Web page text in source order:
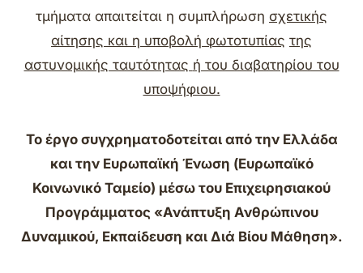
τμήματα απαιτείται η συμπλήρωση σχετικής
αίτησης και η υποβολή φωτοτυπίας της
αστυνομικής ταυτότητας ή του διαβατηρίου του
υποψήφιου.
Το έργο συγχρηματοδοτείται από την Ελλάδα
και την Ευρωπαϊκή Ένωση (Ευρωπαϊκό
Κοινωνικό Ταμείο) μέσω του Επιχειρησιακού
Προγράμματος «Ανάπτυξη Ανθρώπινου
Δυναμικού, Εκπαίδευση και Διά Βίου Μάθηση».